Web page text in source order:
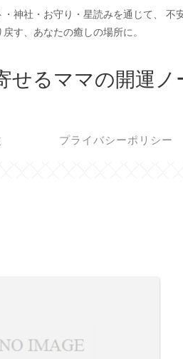
神社・お守り・星読みを通じて、 不
戻す、あなたの癒しの場所に。
せるママの開運ノ
プライバシーポリシー